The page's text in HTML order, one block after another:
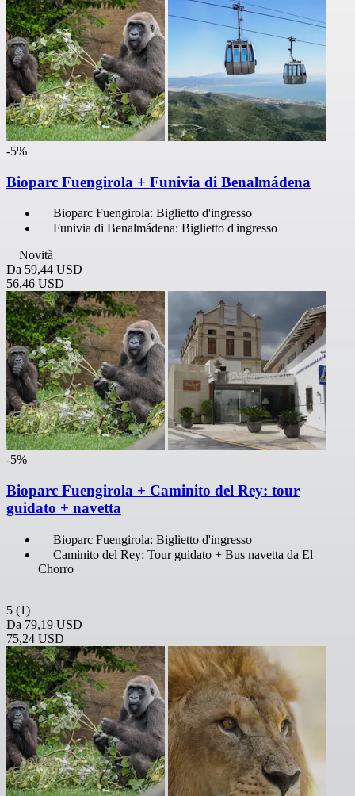
-5%
Bioparc Fuengirola + Funivia di Benalmádena
Bioparc Fuengirola: Biglietto d'ingresso
Funivia di Benalmádena: Biglietto d'ingresso
Novità
Da 59,44 USD
56,46 USD
-5%
Bioparc Fuengirola + Caminito del Rey: tour
guidato + navetta
Bioparc Fuengirola: Biglietto d'ingresso
Caminito del Rey: Tour guidato + Bus navetta da El
Chorro
5 (1)
Da 79,19 USD
75,24 USD